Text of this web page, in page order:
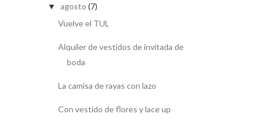
▼ agosto (7)
Vuelve el TUL
Alquiler de vestidos de invitada de
boda
La camisa de rayas con lazo
Con vestido de flores y lace up